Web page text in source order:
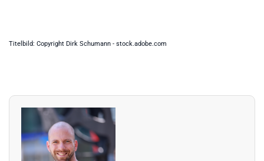
Titelbild: Copyright Dirk Schumann - stock.adobe.com